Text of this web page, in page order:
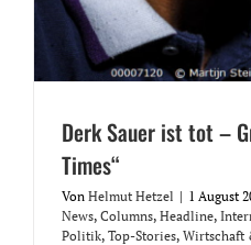
Derk Sauer ist tot –
Times“
Von Helmut Hetzel | 1 August
News, Columns, Headline,
Politik, Top-Stories, Wirtschaft